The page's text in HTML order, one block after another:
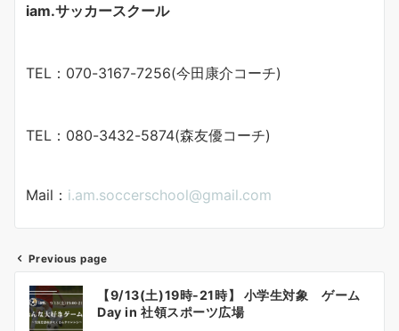
iam.サッカースクール
TEL：070-3167-7256(今田康介コーチ)
TEL：080-3432-5874(森友優コーチ)
Mail： i.am.soccerschool@gmail.com
投
稿
Previous page
【9/13(土)19時-21時】 小学生対象 ゲーム
Day in 社領スポーツ広場